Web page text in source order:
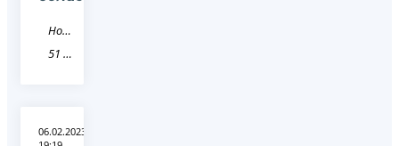
Новость
51 Мурманская область
06.02.2023